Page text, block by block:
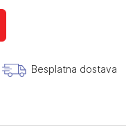
Besplatna dostava